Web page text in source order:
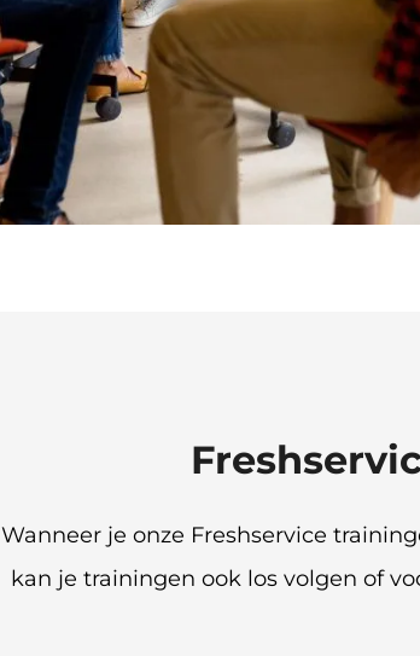
Wanneer je onze Freshservice
kan je trainingen ook los volgen of